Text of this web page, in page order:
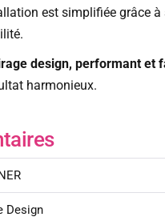
est simplifiée grâce à
design, performant et
harmonieux.
Design